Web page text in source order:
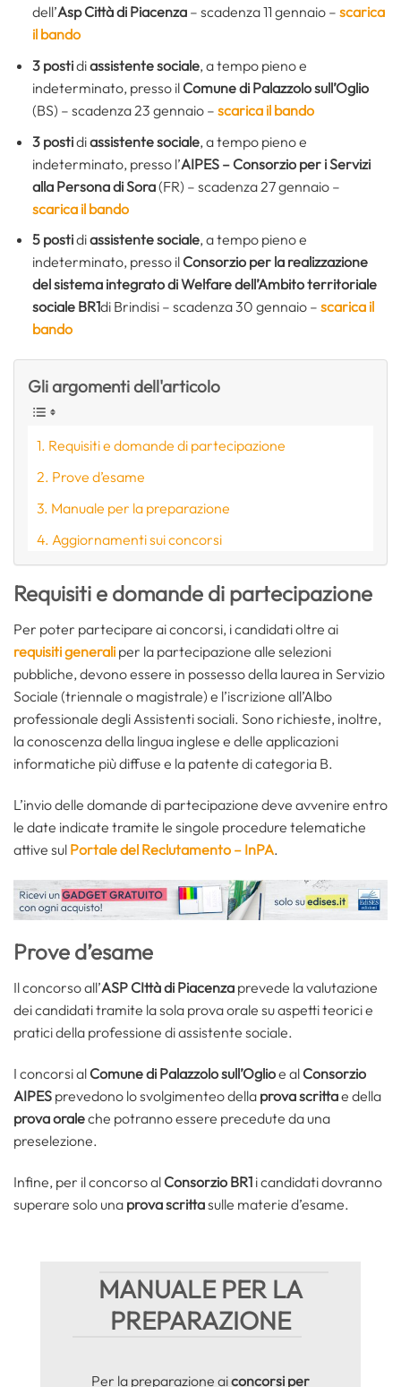
dell’Asp Città di Piacenza– scadenza 11 gennaio – scarica
il bando
3 postidiassistente sociale, a tempo pieno e
indeterminato, presso il Comune di Palazzolo sull’Oglio
(BS) – scadenza 23 gennaio – scarica il bando
3 postidiassistente sociale, a tempo pieno e
indeterminato, presso l’AIPES – Consorzio per i Servizi
alla Persona di Sora(FR) – scadenza 27 gennaio –
scarica il bando
5 postidiassistente sociale, a tempo pieno e
indeterminato, presso il Consorzio per la realizzazione
del sistema integrato di Welfare dell’Ambito territoriale
sociale BR1di Brindisi – scadenza 30 gennaio – scarica il
bando
Gli argomenti dell'articolo
Requisiti e domande di partecipazione
Prove d’esame
Manuale per la preparazione
Aggiornamenti sui concorsi
Requisiti e domande di partecipazione
Per poter partecipare ai concorsi, i candidati oltre ai
requisiti generali per la partecipazione alle selezioni
pubbliche, devono essere in possesso della laurea in Servizio
Sociale (triennale o magistrale) e l’iscrizione all’Albo
professionale degli Assistenti sociali. Sono richieste, inoltre,
la conoscenza della lingua inglese e delle applicazioni
informatiche più diffuse e la patente di categoria B.
L’invio delle domande di partecipazione deve avvenire entro
le date indicate tramite le singole procedure telematiche
attive sul Portale del Reclutamento – InPA.
Prove d’esame
Il concorso all’ASP CIttà di Piacenza prevede la valutazione
dei candidati tramite la sola prova orale su aspetti teorici e
pratici della professione di assistente sociale.
I concorsi al Comune di Palazzolo sull’Oglioe al Consorzio
AIPES prevedono lo svolgimenteo della prova scrittae della
prova oraleche potranno essere precedute da una
preselezione.
Infine, per il concorso al Consorzio BR1 i candidati dovranno
superare solo una prova scrittasulle materie d’esame.
MANUALE PER LA
PREPARAZIONE
Per la preparazione aiconcorsi per